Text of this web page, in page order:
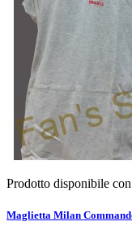
Prodotto disponibile
Maglietta Milan